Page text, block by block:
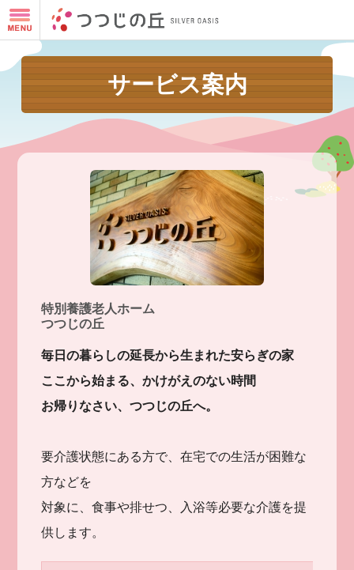
サービス案内
特別養護老人ホーム
つつじの丘
毎日の暮らしの延長から生まれた安らぎの家
ここから始まる、かけがえのない時間
お帰りなさい、つつじの丘へ。
要介護状態にある方で、在宅での生活が困難な
方などを
対象に、食事や排せつ、入浴等必要な介護を提
供します。